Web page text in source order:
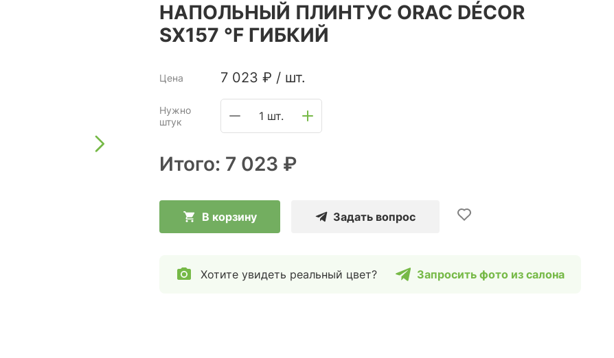
НАПОЛЬНЫЙ ПЛИНТУС ORAC DÉCOR
SX157 °F ГИБКИЙ
Цена 7 023 ₽ / шт.
Нужно
штук
1 шт.
Итого: 7 023 ₽
В корзину Задать вопрос
Хотите увидеть реальный цвет? Запросить фото из салона